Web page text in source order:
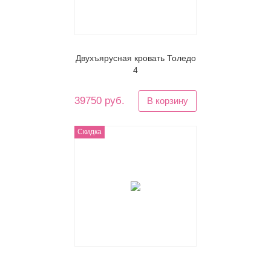
Двухъярусная кровать Толедо
4
39750 руб. В корзину
Скидка